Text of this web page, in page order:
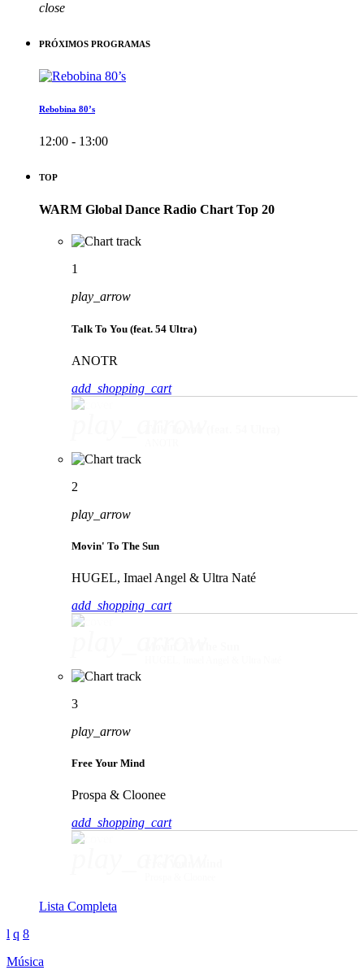
close
PRÓXIMOS PROGRAMAS
Rebobina 80’s
12:00 - 13:00
TOP
WARM Global Dance Radio Chart Top 20
1
play_arrow
Talk To You (feat. 54 Ultra)
ANOTR
add_shopping_cart
2
play_arrow
Movin' To The Sun
HUGEL, Imael Angel & Ultra Naté
add_shopping_cart
3
play_arrow
Free Your Mind
Prospa & Cloonee
add_shopping_cart
Lista Completa
Música